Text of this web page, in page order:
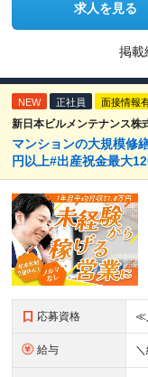
求人を見る
掲載
NEW 正社員 面接情報
新日本ビルメンテナンス株
マンションの大規模修
円以上#出産祝金最大
応募資格
給与